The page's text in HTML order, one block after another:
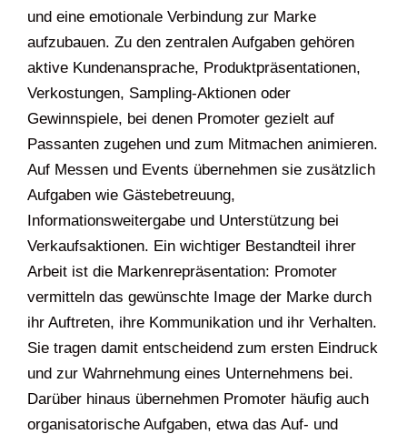
und eine emotionale Verbindung zur Marke
aufzubauen. Zu den zentralen Aufgaben gehören
aktive Kundenansprache, Produktpräsentationen,
Verkostungen, Sampling-Aktionen oder
Gewinnspiele, bei denen Promoter gezielt auf
Passanten zugehen und zum Mitmachen animieren.
Auf Messen und Events übernehmen sie zusätzlich
Aufgaben wie Gästebetreuung,
Informationsweitergabe und Unterstützung bei
Verkaufsaktionen. Ein wichtiger Bestandteil ihrer
Arbeit ist die Markenrepräsentation: Promoter
vermitteln das gewünschte Image der Marke durch
ihr Auftreten, ihre Kommunikation und ihr Verhalten.
Sie tragen damit entscheidend zum ersten Eindruck
und zur Wahrnehmung eines Unternehmens bei.
Darüber hinaus übernehmen Promoter häufig auch
organisatorische Aufgaben, etwa das Auf- und